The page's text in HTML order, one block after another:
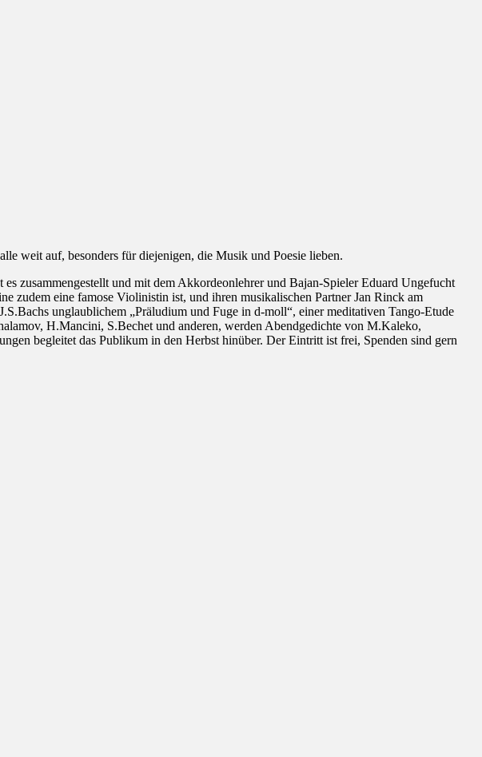
weit auf, besonders für diejenigen, die Musik und Poesie lieben.
zusammengestellt und mit dem Akkordeonlehrer und Bajan-Spieler Eduard Ungefucht
zudem eine famose Violinistin ist, und ihren musikalischen Partner Jan Rinck am
unglaublichem „Präludium und Fuge in d-moll“, einer meditativen Tango-Etude
H.Mancini, S.Bechet und anderen, werden Abendgedichte von M.Kaleko,
begleitet das Publikum in den Herbst hinüber. Der Eintritt ist frei, Spenden sind gern